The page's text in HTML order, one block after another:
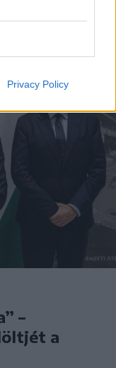
Privacy Policy
–
a